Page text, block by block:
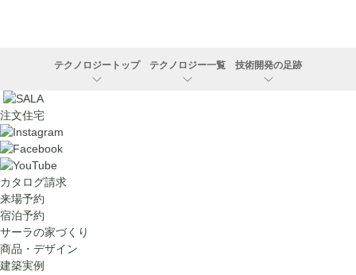
注文住宅
カタログ請求
来場予約
宿泊予約
サーラの家づくり
商品・デザイン
建築実例
テクノロジートップ テクノロジー一覧 技術開発の足跡